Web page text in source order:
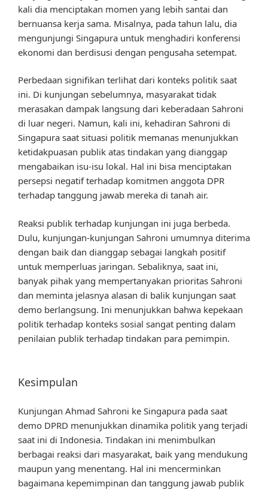
kali dia menciptakan momen yang lebih santai dan
bernuansa kerja sama. Misalnya, pada tahun lalu, dia
mengunjungi Singapura untuk menghadiri konferensi
ekonomi dan berdisusi dengan pengusaha setempat.
Perbedaan signifikan terlihat dari konteks politik saat
ini. Di kunjungan sebelumnya, masyarakat tidak
merasakan dampak langsung dari keberadaan Sahroni
di luar negeri. Namun, kali ini, kehadiran Sahroni di
Singapura saat situasi politik memanas menunjukkan
ketidakpuasan publik atas tindakan yang dianggap
mengabaikan isu-isu lokal. Hal ini bisa menciptakan
persepsi negatif terhadap komitmen anggota DPR
terhadap tanggung jawab mereka di tanah air.
Reaksi publik terhadap kunjungan ini juga berbeda.
Dulu, kunjungan-kunjungan Sahroni umumnya diterima
dengan baik dan dianggap sebagai langkah positif
untuk memperluas jaringan. Sebaliknya, saat ini,
banyak pihak yang mempertanyakan prioritas Sahroni
dan meminta jelasnya alasan di balik kunjungan saat
demo berlangsung. Ini menunjukkan bahwa kepekaan
politik terhadap konteks sosial sangat penting dalam
penilaian publik terhadap tindakan para pemimpin.
Kesimpulan
Kunjungan Ahmad Sahroni ke Singapura pada saat
demo DPRD menunjukkan dinamika politik yang terjadi
saat ini di Indonesia. Tindakan ini menimbulkan
berbagai reaksi dari masyarakat, baik yang mendukung
maupun yang menentang. Hal ini mencerminkan
bagaimana kepemimpinan dan tanggung jawab publik